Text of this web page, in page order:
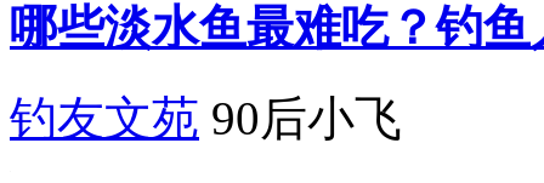
哪些淡水鱼最难吃？钓
钓友文苑 90后小飞